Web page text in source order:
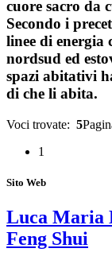
cuore sacro da
Secondo i
linee di energia
nordsud ed
spazi abitativi
di che li abita.
Voci trovate: 5
1
Sito Web
Luca Maria
Feng Shui